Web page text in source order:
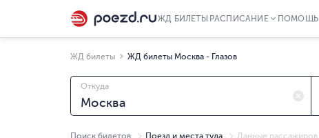
ЖД БИЛЕТЫ РАСПИСАНИЕ ПОМОЩЬ
ЖД билеты ЖД билеты Москва - Глазов
Откуда
Поиск билетов Поезд и места туда Данные пассажиров